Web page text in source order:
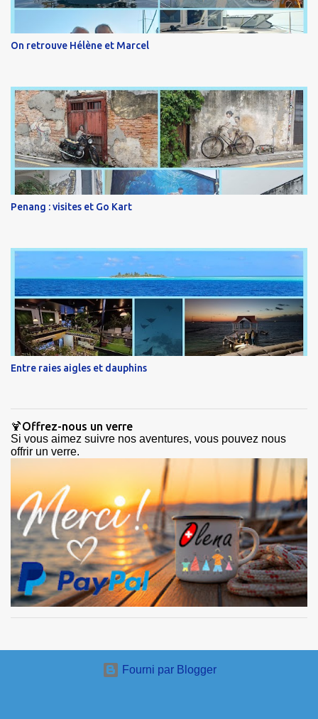
On retrouve Hélène et Marcel
Penang : visites et Go Kart
Entre raies aigles et dauphins
🍹Offrez-nous un verre
Si vous aimez suivre nos aventures, vous pouvez nous
offrir un verre.
Fourni par Blogger